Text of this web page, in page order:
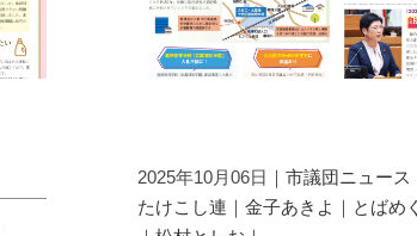
2025年10月06日｜ 市議団ニュース
たけこし連 ｜ 金子あきよ ｜ とばめ